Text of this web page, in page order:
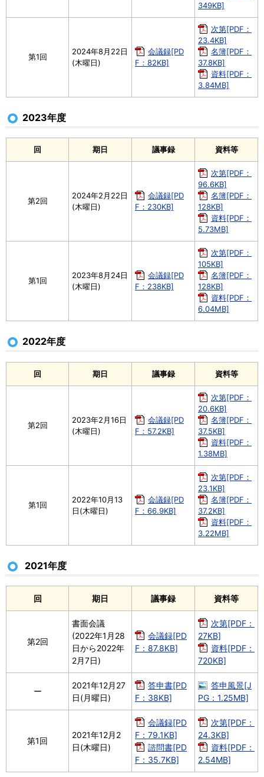
349KB]
第1回
2024年8月22日
(木曜日)
会議録[PD
F：82KB]
次第[PDF：
23.4KB]
名簿[PDF：
37.8KB]
資料[PDF：
3.84MB]
2023年度
回 期日 議事録 資料等
第2回
2024年2月22日
(木曜日)
会議録[PD
F：230KB]
次第[PDF：
96.6KB]
名簿[PDF：
128KB]
資料[PDF：
5.73MB]
第1回
2023年8月24日
(木曜日)
会議録[PD
F：238KB]
次第[PDF：
105KB]
名簿[PDF：
128KB]
資料[PDF：
6.04MB]
2022年度
回 期日 議事録 資料等
第2回
2023年2月16日
(木曜日)
会議録[PD
F：57.2KB]
次第[PDF：
20.6KB]
名簿[PDF：
37.5KB]
資料[PDF：
1.38MB]
第1回
2022年10月13
日(木曜日)
会議録[PD
F：66.9KB]
次第[PDF：
23.1KB]
名簿[PDF：
37.2KB]
資料[PDF：
3.22MB]
2021年度
回 期日 議事録 資料等
第2回
書面会議
(2022年1月28
日から2022年
2月7日)
会議録[PD
F：87.8KB]
次第[PDF：
27KB]
資料[PDF：
720KB]
ー
2021年12月27
日(月曜日)
答申書[PD
F：38KB]
答申風景[J
PG：1.25MB]
第1回
2021年12月2
日(木曜日)
会議録[PD
F：79.1KB]
諮問書[PD
F：35.7KB]
次第[PDF：
24.3KB]
資料[PDF：
2.54MB]